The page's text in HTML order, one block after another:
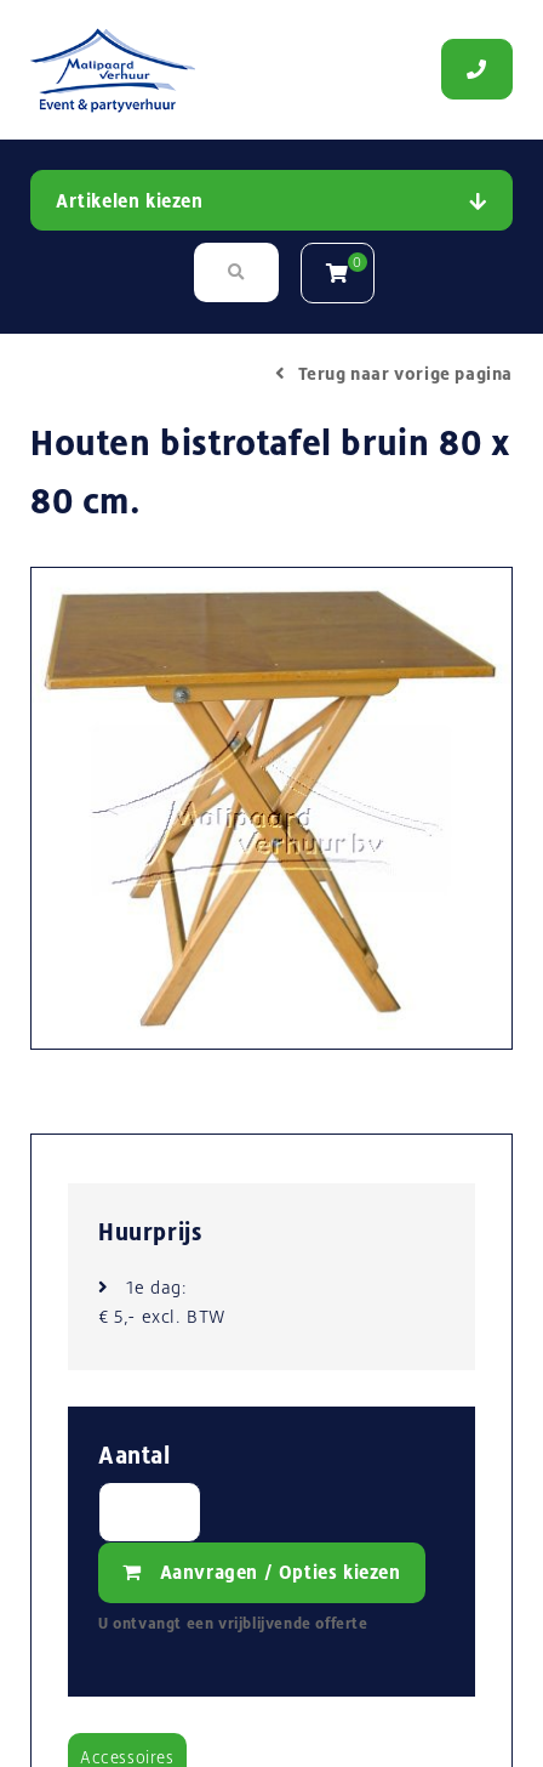
Artikelen kiezen
0
Terug naar vorige pagina
Houten bistrotafel bruin 80 x
80 cm.
Huurprijs
1e dag:
€ 5,- excl. BTW
Aantal
Aanvragen / Opties kiezen
U ontvangt een vrijblijvende offerte
Accessoires